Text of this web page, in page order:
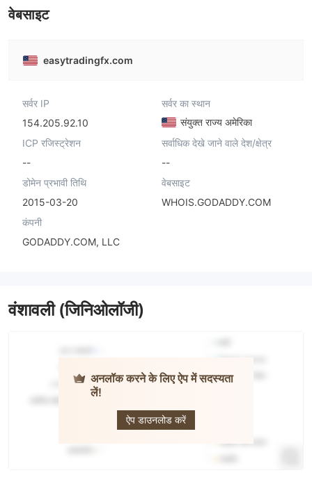
वेबसाइट
easytradingfx.com
सर्वर IP
154.205.92.10
सर्वर का स्थान
संयुक्त राज्य अमेरिका
ICP रजिस्ट्रेशन
--
सर्वाधिक देखे जाने वाले देश/क्षेत्र
--
डोमेन प्रभावी तिथि
2015-03-20
वेबसाइट
WHOIS.GODADDY.COM
कंपनी
GODADDY.COM, LLC
वंशावली (जिनिओलॉजी)
अनलॉक करने के लिए ऐप में सदस्यता
लें!
ऐप डाउनलोड करें